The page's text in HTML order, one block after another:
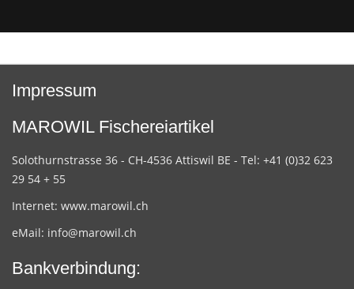
Impressum
MAROWIL Fischereiartikel
Solothurnstrasse 36 - CH-4536 Attiswil BE - Tel: +41 (0)32 623
29 54 + 55
Internet: www.marowil.ch
eMail: info@marowil.ch
Bankverbindung: